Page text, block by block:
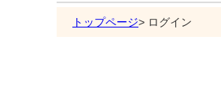
トップページ ログイン